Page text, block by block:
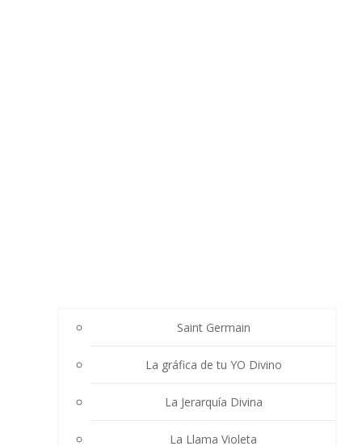
Saint Germain
La gráfica de tu YO Divino
La Jerarquía Divina
La Llama Violeta